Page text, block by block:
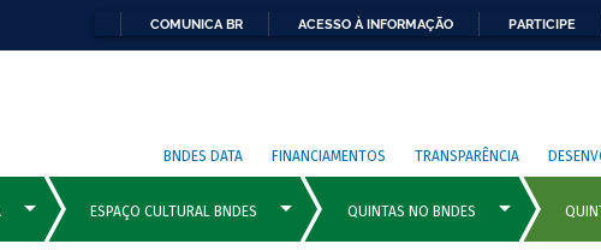
COMUNICA BR ACESSO À INFORMAÇÃO PARTICIPE
BNDES DATA FINANCIAMENTOS TRANSPARÊNCIA